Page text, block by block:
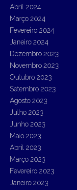
Abril 2024
Março 2024
Fevereiro 2024
Janeiro 2024
Dezembro 2023
Novembro 2023
Outubro 2023
Setembro 2023
Agosto 2023
Julho 2023
Junho 2023
Maio 2023
Abril 2023
Março 2023
Fevereiro 2023
Janeiro 2023